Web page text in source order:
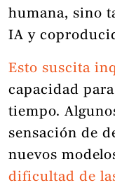
humana, sino
IA y
Esto suscita
capacidad
tiempo.
sensación de
nuevos
dificultad de